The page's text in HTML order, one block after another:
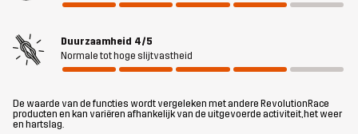
Materiál 1 100% Polyester (Gerecycled)
Materiál 2 86% Polyester, 14% Elastaan
Duurzaamheid 4/5
Normale tot hoge slijtvastheid
De waarde van de functies wordt vergeleken met andere RevolutionRace
producten en kan variëren afhankelijk van de uitgevoerde activiteit, het weer
en hartslag.